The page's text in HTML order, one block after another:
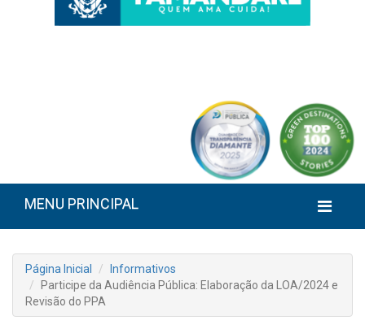
MENU PRINCIPAL
Página Inicial
Informativos
Participe da Audiência Pública: Elaboração da LOA/2024 e
Revisão do PPA